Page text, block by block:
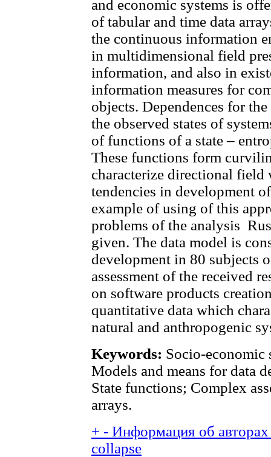
and economic systems is
of tabular and time data
the continuous information
in multidimensional field
information, and also in
information measures for
objects. Dependences for
the observed states of
of functions of a state –
These functions form
characterize directional field
tendencies in development
example of using of this
problems of the analysis
given. The data model is
development in 80 subjects
assessment of the received
on software products
quantitative data which
natural and anthropogenic
Keywords: Socio-economic
Models and means for data
State functions; Complex
arrays.
+ - Информация об
collapse